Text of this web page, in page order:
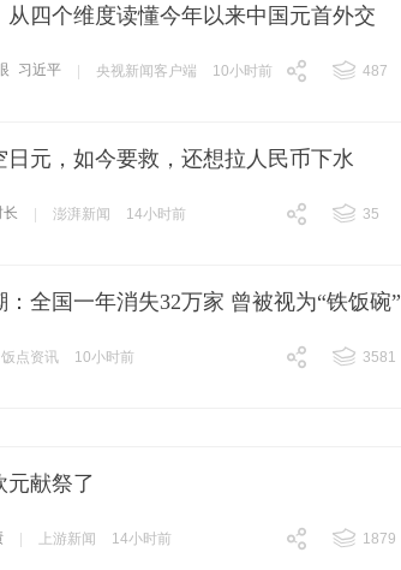
从四个维度读懂今年以来中国元首外交
习近平 央视新闻客户端 10小时前
487
日元，如今要救，还想拉人民币下水
长 澎湃新闻 14小时前
35
全国一年消失32万家 曾被视为“铁饭碗”
饭点资讯 10小时前
3581
元献祭了
上游新闻 14小时前
1879